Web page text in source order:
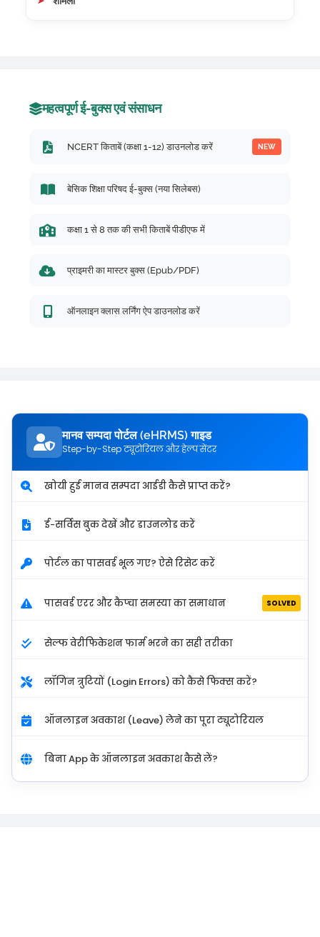
महत्वपूर्ण ई-बुक्स एवं संसाधन
NCERT किताबें (कक्षा 1-12) डाउनलोड करें NEW
बेसिक शिक्षा परिषद ई-बुक्स (नया सिलेबस)
कक्षा 1 से 8 तक की सभी किताबें पीडीएफ में
प्राइमरी का मास्टर बुक्स (Epub/PDF)
ऑनलाइन क्लास लर्निंग ऐप डाउनलोड करें
मानव सम्पदा पोर्टल (eHRMS) गाइड
Step-by-Step ट्यूटोरियल और हेल्प सेंटर
खोयी हुई मानव सम्पदा आईडी कैसे प्राप्त करें?
ई-सर्विस बुक देखें और डाउनलोड करें
पोर्टल का पासवर्ड भूल गए? ऐसे रिसेट करें
पासवर्ड एरर और कैप्चा समस्या का समाधान SOLVED
सेल्फ वेरीफिकेशन फार्म भरने का सही तरीका
लॉगिन त्रुटियों (Login Errors) को कैसे फिक्स करें?
ऑनलाइन अवकाश (Leave) लेने का पूरा ट्यूटोरियल
बिना App के ऑनलाइन अवकाश कैसे लें?